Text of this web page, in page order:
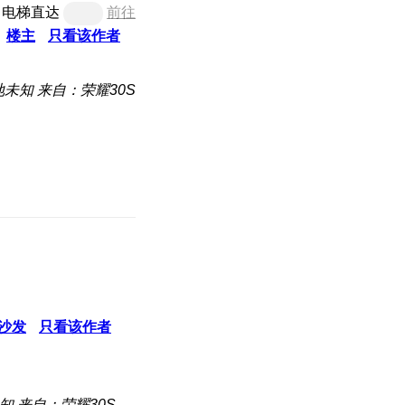
电梯直达
前往
楼主
只看该作者
未知 来自：荣耀30S
发 只看该作者